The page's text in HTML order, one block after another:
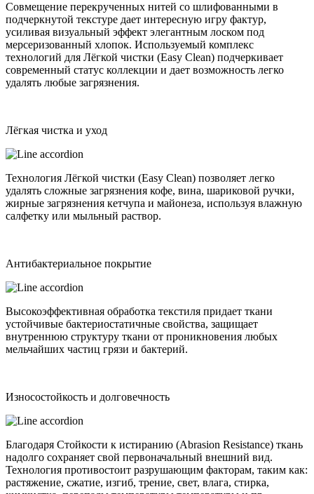
Совмещение перекрученных нитей со шлифованными в
подчеркнутой текстуре дает интересную игру фактур,
усиливая визуальный эффект элегантным лоском под
мерсеризованный хлопок. Используемый комплекс
технологий для Лёгкой чистки (Еasy Clean) подчеркивает
современный статус коллекции и дает возможность легко
удалять любые загрязнения.
Лёгкая чистка и уход
Технология Лёгкой чистки (Easy Clean) позволяет легко
удалять сложные загрязнения кофе, вина, шариковой ручки,
жирные загрязнения кетчупа и майонеза, используя влажную
салфетку или мыльный раствор.
Антибактериальное покрытие
Высокоэффективная обработка текстиля придает ткани
устойчивые бактериостатичные свойства, защищает
внутреннюю структуру ткани от проникновения любых
мельчайших частиц грязи и бактерий.
Износостойкость и долговечность
Благодаря Стойкости к истиранию (Abrasion Resistance) ткань
надолго сохраняет свой первоначальный внешний вид.
Технология противостоит разрушающим факторам, таким как:
растяжение, сжатие, изгиб, трение, свет, влага, стирка,